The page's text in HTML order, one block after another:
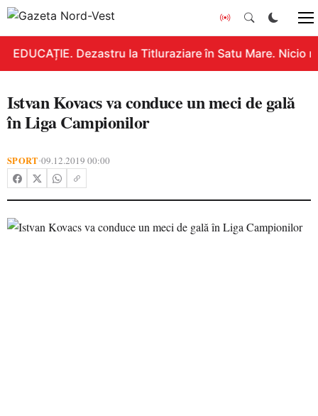
EDUCAȚIE. Dezastru la Titluraziare în Satu Mare. Nicio
Istvan Kovacs va conduce un meci de gală
în Liga Campionilor
SPORT•09.12.2019 00:00